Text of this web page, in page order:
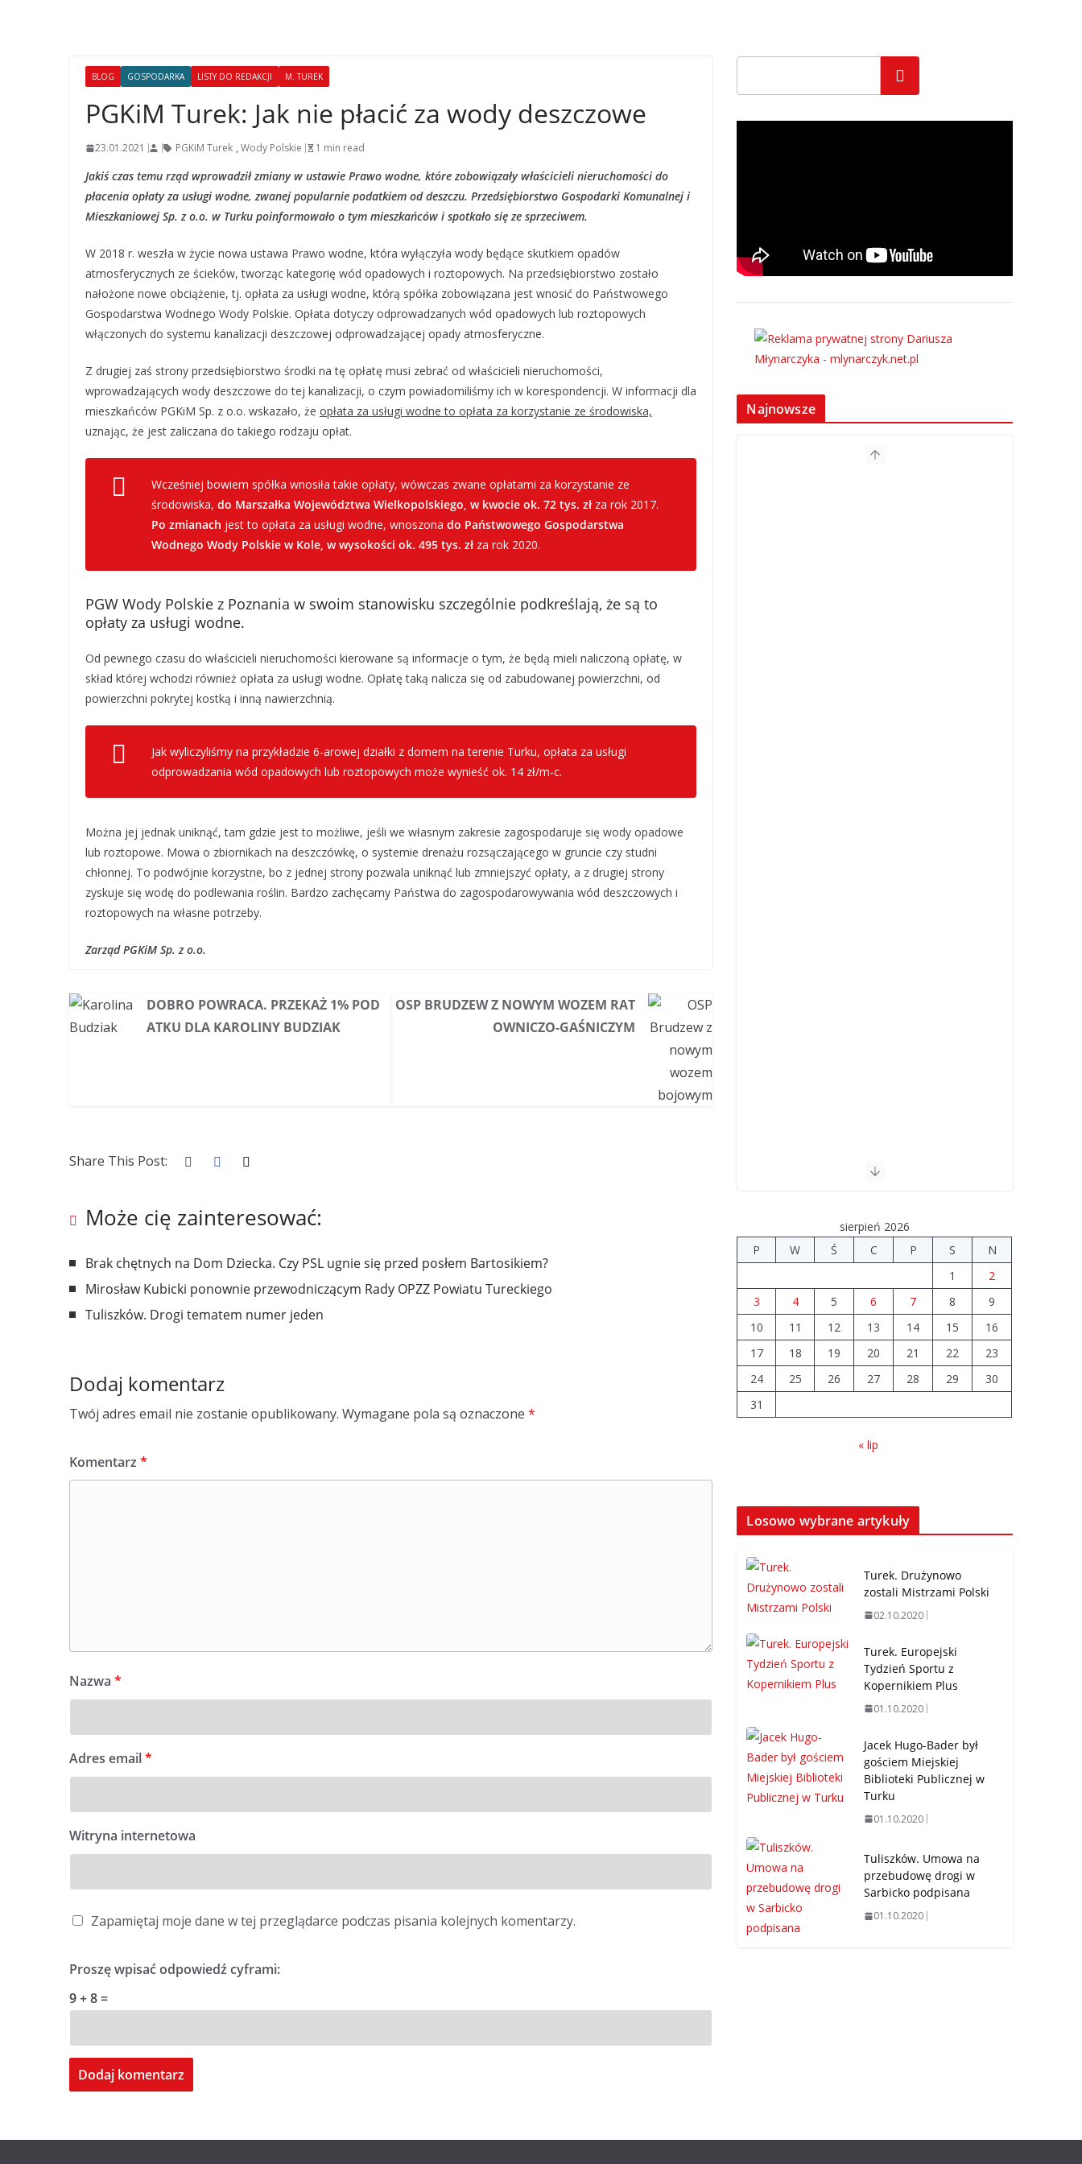
BLOG GOSPODARKA LISTY DO REDAKCJI M. TUREK
PGKiM Turek: Jak nie płacić za wody deszczowe
23.01.2021 PGKiM Turek , Wody Polskie 1 min read
Jakiś czas temu rząd wprowadził zmiany w ustawie Prawo wodne, które zobowiązały właścicieli nieruchomości do
płacenia opłaty za usługi wodne, zwanej popularnie podatkiem od deszczu. Przedsiębiorstwo Gospodarki Komunalnej i
Mieszkaniowej Sp. z o.o. w Turku poinformowało o tym mieszkańców i spotkało się ze sprzeciwem.
W 2018 r. weszła w życie nowa ustawa Prawo wodne, która wyłączyła wody będące skutkiem opadów
atmosferycznych ze ścieków, tworząc kategorię wód opadowych i roztopowych. Na przedsiębiorstwo zostało
nałożone nowe obciążenie, tj. opłata za usługi wodne, którą spółka zobowiązana jest wnosić do Państwowego
Gospodarstwa Wodnego Wody Polskie. Opłata dotyczy odprowadzanych wód opadowych lub roztopowych
włączonych do systemu kanalizacji deszczowej odprowadzającej opady atmosferyczne.
Z drugiej zaś strony przedsiębiorstwo środki na tę opłatę musi zebrać od właścicieli nieruchomości,
wprowadzających wody deszczowe do tej kanalizacji, o czym powiadomiliśmy ich w korespondencji. W informacji dla
mieszkańców PGKiM Sp. z o.o. wskazało, że opłata za usługi wodne to opłata za korzystanie ze środowiska,
uznając, że jest zaliczana do takiego rodzaju opłat.
Wcześniej bowiem spółka wnosiła takie opłaty, wówczas zwane opłatami za korzystanie ze
środowiska, do Marszałka Województwa Wielkopolskiego, w kwocie ok. 72 tys. zł za rok 2017.
Po zmianach jest to opłata za usługi wodne, wnoszona do Państwowego Gospodarstwa
Wodnego Wody Polskie w Kole, w wysokości ok. 495 tys. zł za rok 2020.
PGW Wody Polskie z Poznania w swoim stanowisku szczególnie podkreślają, że są to
opłaty za usługi wodne.
Od pewnego czasu do właścicieli nieruchomości kierowane są informacje o tym, że będą mieli naliczoną opłatę, w
skład której wchodzi również opłata za usługi wodne. Opłatę taką nalicza się od zabudowanej powierzchni, od
powierzchni pokrytej kostką i inną nawierzchnią.
Jak wyliczyliśmy na przykładzie 6-arowej działki z domem na terenie Turku, opłata za usługi
odprowadzania wód opadowych lub roztopowych może wynieść ok. 14 zł/m-c.
Można jej jednak uniknąć, tam gdzie jest to możliwe, jeśli we własnym zakresie zagospodaruje się wody opadowe
lub roztopowe. Mowa o zbiornikach na deszczówkę, o systemie drenażu rozsączającego w gruncie czy studni
chłonnej. To podwójnie korzystne, bo z jednej strony pozwala uniknąć lub zmniejszyć opłaty, a z drugiej strony
zyskuje się wodę do podlewania roślin. Bardzo zachęcamy Państwa do zagospodarowywania wód deszczowych i
roztopowych na własne potrzeby.
Zarząd PGKiM Sp. z o.o.
DOBRO POWRACA. PRZEKAŻ 1% POD
ATKU DLA KAROLINY BUDZIAK
OSP BRUDZEW Z NOWYM WOZEM RAT
OWNICZO-GAŚNICZYM
Share This Post:
Może cię zainteresować:
Brak chętnych na Dom Dziecka. Czy PSL ugnie się przed posłem Bartosikiem?
Mirosław Kubicki ponownie przewodniczącym Rady OPZZ Powiatu Tureckiego
Tuliszków. Drogi tematem numer jeden
Dodaj komentarz
Twój adres email nie zostanie opublikowany. Wymagane pola są oznaczone *
Komentarz *
Nazwa *
Adres email*
Witryna internetowa
Zapamiętaj moje dane w tej przeglądarce podczas pisania kolejnych komentarzy.
Proszę wpisać odpowiedź cyframi:
9 + 8 =
Szukaj
Najnowsze
sierpień 2026
P
W Ś C P S
N
1
2
3
4 5 6 7 8
9
10
11 12 13 14 15
16
17
18 19 20 21 22
23
24
25 26 27 28 29
30
31
« lip
Losowo wybrane artykuły
Turek. Drużynowo
zostali Mistrzami Polski
02.10.2020
Turek. Europejski
Tydzień Sportu z
Kopernikiem Plus
01.10.2020
Jacek Hugo-Bader był
gościem Miejskiej
Biblioteki Publicznej w
Turku
01.10.2020
Tuliszków. Umowa na
przebudowę drogi w
Sarbicko podpisana
01.10.2020